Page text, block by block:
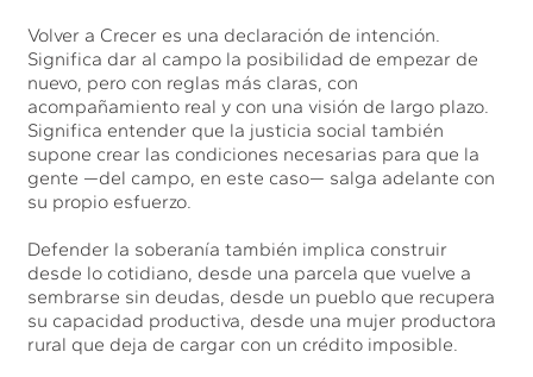
Volver a Crecer es una declaración de intención.
Significa dar al campo la posibilidad de empezar de
nuevo, pero con reglas más claras, con
acompañamiento real y con una visión de largo plazo.
Significa entender que la justicia social también
supone crear las condiciones necesarias para que la
gente —del campo, en este caso— salga adelante con
su propio esfuerzo.
Defender la soberanía también implica construir
desde lo cotidiano, desde una parcela que vuelve a
sembrarse sin deudas, desde un pueblo que recupera
su capacidad productiva, desde una mujer productora
rural que deja de cargar con un crédito imposible.